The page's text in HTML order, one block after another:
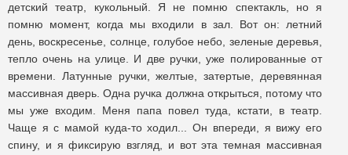
детский театр, кукольный. Я не помню спектакль, но я
помню момент, когда мы входили в зал. Вот он: летний
день, воскресенье, солнце, голубое небо, зеленые деревья,
тепло очень на улице. И две ручки, уже полированные от
времени. Латунные ручки, желтые, затертые, деревянная
массивная дверь. Одна ручка должна открыться, потому что
мы уже входим. Меня папа повел туда, кстати, в театр.
Чаще я с мамой куда-то ходил... Он впереди, я вижу его
спину, и я фиксирую взгляд, и вот эта темная массивная